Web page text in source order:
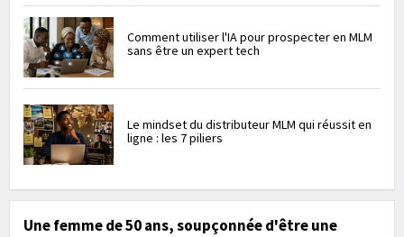
Comment utiliser l'IA pour prospecter en MLM
sans être un expert tech
Le mindset du distributeur MLM qui réussit en
ligne : les 7 piliers
Une femme de 50 ans, soupçonnée d'être une